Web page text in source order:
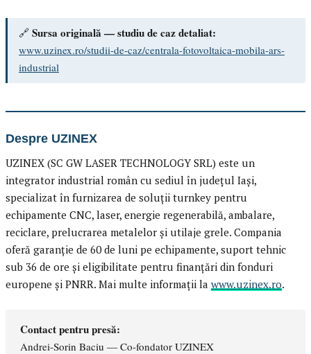
🔗 Sursa originală — studiu de caz detaliat:
www.uzinex.ro/studii-de-caz/centrala-fotovoltaica-mobila-ars-
industrial
Despre UZINEX
UZINEX (SC GW LASER TECHNOLOGY SRL) este un
integrator industrial român cu sediul în județul Iași,
specializat în furnizarea de soluții turnkey pentru
echipamente CNC, laser, energie regenerabilă, ambalare,
reciclare, prelucrarea metalelor și utilaje grele. Compania
oferă garanție de 60 de luni pe echipamente, suport tehnic
sub 36 de ore și eligibilitate pentru finanțări din fonduri
europene și PNRR. Mai multe informații la www.uzinex.ro.
Contact pentru presă:
Andrei-Sorin Baciu — Co-fondator UZINEX